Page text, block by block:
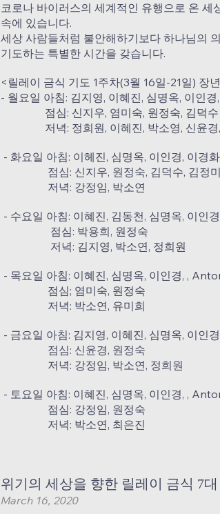
코로나 바이러스의 세계적인 유행으로 온 세
속에 있습니다.
세상 사람들처럼 불안해하기보다 하나님의
기도하는 특별한 시간을 갖습니다.
<릴레이 금식 기도 1주차(3월 16일-21일) 장
- 월요일 아침: 김지영, 이혜진, 심명옥, 이인
점심: 신지우, 염미숙, 원정숙, 김덕수
저녁: 정희원, 이혜진, 박소영, 신윤경,
- 화요일 아침: 이헤진, 심명옥, 이인경, 이경
점심: 신지우, 원정숙, 김덕수, 김정미
저녁: 강정임, 박소연
- 수요일 아침: 이혜진, 김동천, 심명옥, 이인
점심: 박용희, 원정숙
저녁: 김지영, 박소연, 정희원
- 목요일 아침: 이혜진, 심명옥, 이인경, ,
점심; 염미숙, 원정숙
저녁: 박소연, 유미희
- 금요일 아침: 김지영, 이혜진, 심명옥, 이인
점심: 신윤경, 원정숙
저녁: 강정임, 박소연, 정희원
- 토요일 아침: 이혜진, 심명옥, 이인경, ,
점심: 강정임, 원정숙
저녁: 박소연, 최은진
위기의 세상을 향한 릴레이 금식 7
March 16, 2020